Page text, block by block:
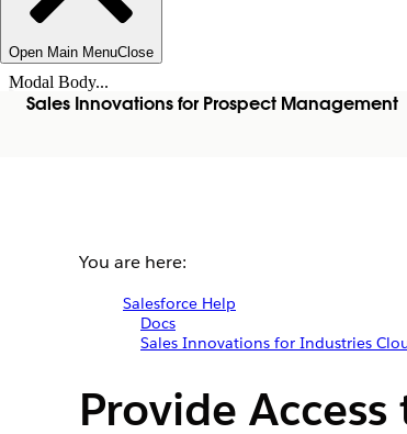
Open Main MenuClose
Modal Body...
Sales Innovations for Prospect Management
You are here:
Salesforce Help
Docs
Sales Innovations for Industries
Provide